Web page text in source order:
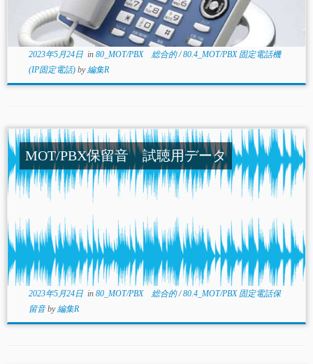
2023年5月24日in 80_MOT/PBX 総合的/80.4_MOT/PBX 固定電話機
(IP固定電話) by編集R
MOT/PBX保留音 試聴用データ
2023年5月24日in 80_MOT/PBX 総合的/80.4_MOT/PBX 固定電話保
留音by編集R